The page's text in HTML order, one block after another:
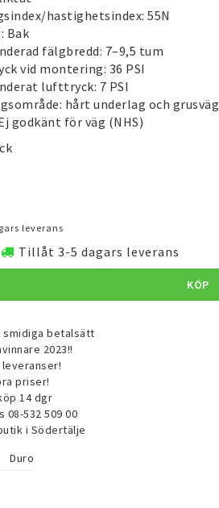
hastighetsindex: 55N
Bak
fälgbredd: 7–9,5 tum
vid montering: 36 PSI
lufttryck: 7 PSI
hårt underlag och grusväg
godkänt för väg (NHS)
leverans
Tillåt 3-5 dagars leverans
KÖP
smidiga betalsätt
2023!!
leveranser!
priser!
14 dgr
08-532 509 00
i Södertälje
Duro